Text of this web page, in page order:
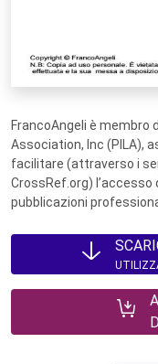
FrancoAngeli è membro
Association, Inc (PILA),
facilitare (attraverso i
CrossRef.org)
pubblicazioni